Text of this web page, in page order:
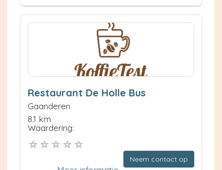
Restaurant De Holle Bus
Gaanderen
8.1 km
Waardering:
Neem contact op